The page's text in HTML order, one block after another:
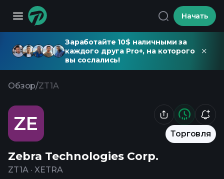
Начать
Заработайте 10$ наличными за
каждого друга Pro+, на которого
вы сослались!
Обзор/ZT1A
ZE Торговля
Zebra Technologies Corp.
ZT1A · XETRA